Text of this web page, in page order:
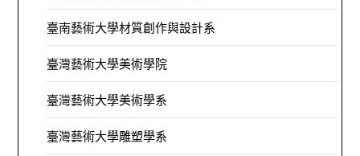
臺南藝術大學材質創作與設計系
臺灣藝術大學美術學院
臺灣藝術大學美術學系
臺灣藝術大學雕塑學系